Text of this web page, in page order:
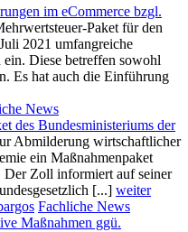
im eCommerce bzgl.
Paket für den
2021 umfangreiche
Diese betreffen sowohl
Es hat auch die Einführung
News
des Bundesministeriums der
Abmilderung wirtschaftlicher
ein Maßnahmenpaket
Der Zoll informiert auf seiner
[...] weiter
Fachliche News
Maßnahmen ggü.